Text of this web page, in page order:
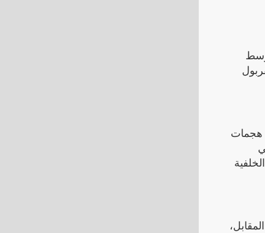
فريق ليفربول
وشن هجمات